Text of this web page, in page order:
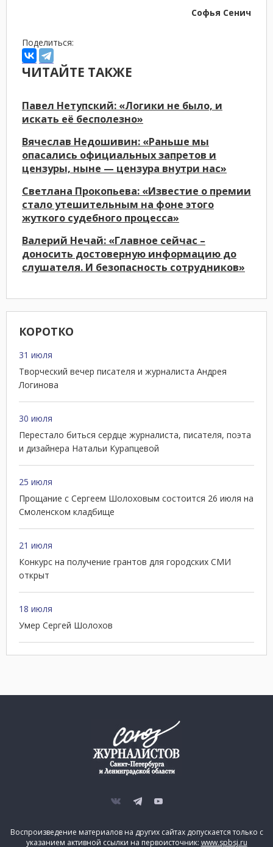
КОРОТКО
31 июля
Творческий вечер писателя и журналиста Андрея
Логинова
30 июля
Перестало биться сердце журналиста, писателя, поэта
и дизайнера Натальи Курапцевой
25 июля
Прощание с Сергеем Шолоховым состоится 26 июля на
Смоленском кладбище
21 июля
Конкурс на получение грантов для городских СМИ
открыт
18 июля
Умер Сергей Шолохов
Софья Сенич
Поделиться:
ЧИТАЙТЕ ТАКЖЕ
Павел Нетупский: «Логики не было, и
искать её бесполезно»
Вячеслав Недошивин: «Раньше мы
опасались официальных запретов и
цензуры, ныне — цензура внутри нас»
Светлана Прокопьева: «Известие о премии
стало утешительным на фоне этого
жуткого судебного процесса»
Валерий Нечай: «Главное сейчас –
доносить достоверную информацию до
слушателя. И безопасность сотрудников»
Воспроизведение материалов на других сайтах допускается только с
указанием активной ссылки на первоисточник: www.spbsj.ru